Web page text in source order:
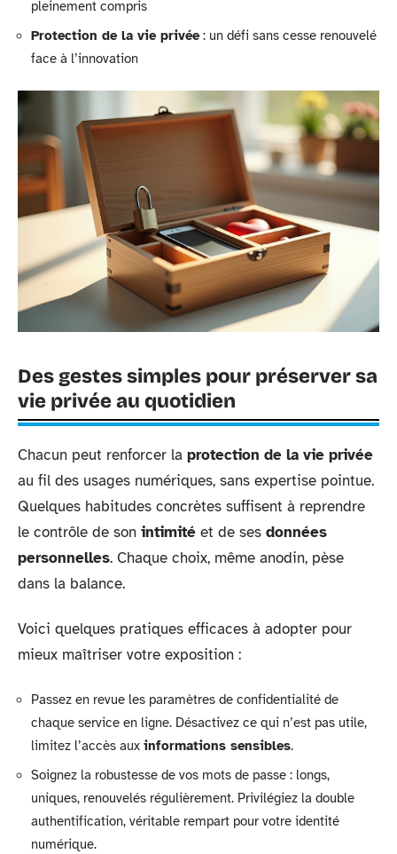
pleinement compris
Protection de la vie privée: un défi sans cesse renouvelé
face à l’innovation
Des gestes simples pour préserver sa
vie privée au quotidien
Chacun peut renforcer la protection de la vie privée
au fil des usages numériques, sans expertise pointue.
Quelques habitudes concrètes suffisent à reprendre
le contrôle de son intimité et de ses données
personnelles. Chaque choix, même anodin, pèse
dans la balance.
Voici quelques pratiques efficaces à adopter pour
mieux maîtriser votre exposition :
Passez en revue les paramètres de confidentialité de
chaque service en ligne. Désactivez ce qui n’est pas utile,
limitez l’accès aux informations sensibles.
Soignez la robustesse de vos mots de passe : longs,
uniques, renouvelés régulièrement. Privilégiez la double
authentification, véritable rempart pour votre identité
numérique.